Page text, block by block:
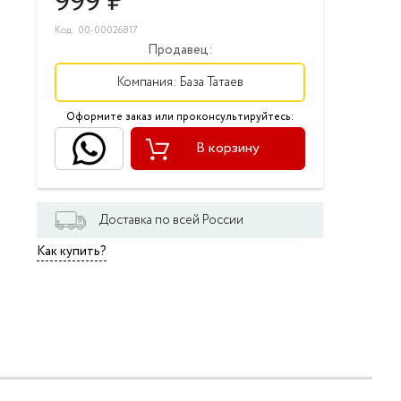
Код: 00-00026817
Продавец:
Компания: База Татаев
Оформите заказ или проконсультируйтесь:
В корзину
Доставка по всей России
Как купить?